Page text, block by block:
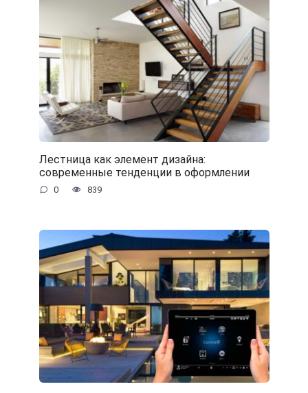
Лестница как элемент дизайна:
современные тенденции в оформлении
0 839